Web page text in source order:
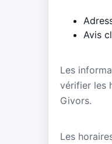
Avis
Les
vérifier les
Givors.
Les